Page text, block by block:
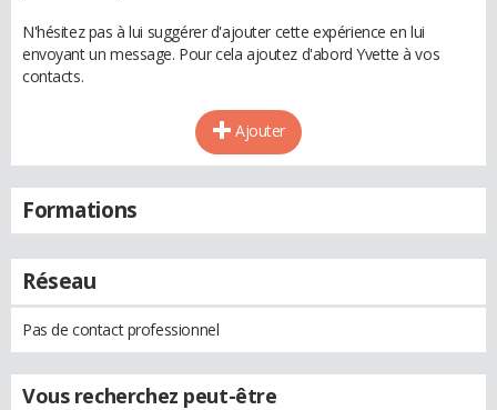
N'hésitez pas à lui suggérer d'ajouter cette expérience en lui
envoyant un message. Pour cela ajoutez d'abord Yvette à vos
contacts.
Ajouter
Formations
Réseau
Pas de contact professionnel
Vous recherchez peut-être